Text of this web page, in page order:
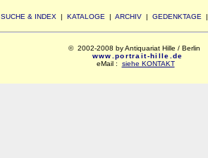
SUCHE & INDEX | KATALOGE | ARCHIV | GEDENKTAGE
© 2002-2008 by Antiquariat Hille / Berlin
www.portrait-hille.de
eMail : siehe KONTAKT